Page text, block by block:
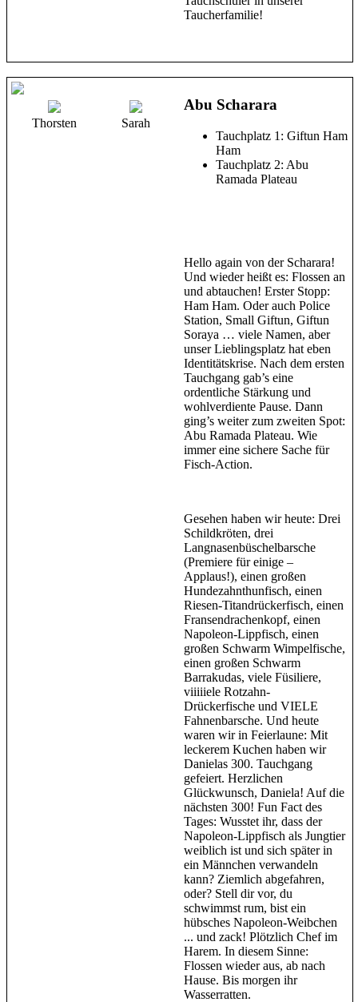
Taucherfamilie!
Thorsten Sarah
Abu Scharara
Tauchplatz 1: Giftun Ham
Ham
Tauchplatz 2: Abu
Ramada Plateau
Hello again von der Scharara!
Und wieder heißt es: Flossen an
und abtauchen! Erster Stopp:
Ham Ham. Oder auch Police
Station, Small Giftun, Giftun
Soraya … viele Namen, aber
unser Lieblingsplatz hat eben
Identitätskrise. Nach dem ersten
Tauchgang gab’s eine
ordentliche Stärkung und
wohlverdiente Pause. Dann
ging’s weiter zum zweiten Spot:
Abu Ramada Plateau. Wie
immer eine sichere Sache für
Fisch-Action.
Gesehen haben wir heute: Drei
Schildkröten, drei
Langnasenbüschelbarsche
(Premiere für einige –
Applaus!), einen großen
Hundezahnthunfisch, einen
Riesen-Titandrückerfisch, einen
Fransendrachenkopf, einen
Napoleon-Lippfisch, einen
großen Schwarm Wimpelfische,
einen großen Schwarm
Barrakudas, viele Füsiliere,
viiiiiele Rotzahn-
Drückerfische und VIELE
Fahnenbarsche. Und heute
waren wir in Feierlaune: Mit
leckerem Kuchen haben wir
Danielas 300. Tauchgang
gefeiert. Herzlichen
Glückwunsch, Daniela! Auf die
nächsten 300! Fun Fact des
Tages: Wusstet ihr, dass der
Napoleon-Lippfisch als Jungtier
weiblich ist und sich später in
ein Männchen verwandeln
kann? Ziemlich abgefahren,
oder? Stell dir vor, du
schwimmst rum, bist ein
hübsches Napoleon-Weibchen
... und zack! Plötzlich Chef im
Harem. In diesem Sinne:
Flossen wieder aus, ab nach
Hause. Bis morgen ihr
Wasserratten.